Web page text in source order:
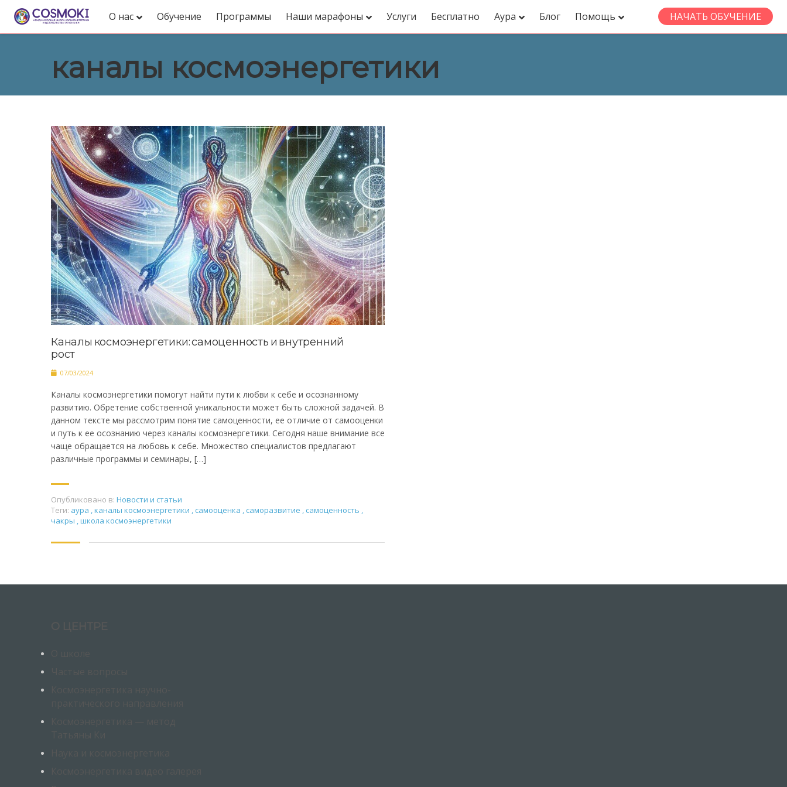
О нас Обучение Программы Наши марафоны Услуги Бесплатно Аура Блог Помощь НАЧАТЬ ОБУЧЕНИЕ
каналы космоэнергетики
Каналы космоэнергетики: самоценность и внутренний
рост
07/03/2024
Каналы космоэнергетики помогут найти пути к любви к себе и осознанному
развитию. Обретение собственной уникальности может быть сложной задачей. В
данном тексте мы рассмотрим понятие самоценности, ее отличие от самооценки
и путь к ее осознанию через каналы космоэнергетики. Сегодня наше внимание все
чаще обращается на любовь к себе. Множество специалистов предлагают
различные программы и семинары, […]
Опубликовано в: Новости и статьи
Теги: аура ,каналы космоэнергетики , самооценка , саморазвитие , самоценность ,
чакры ,школа космоэнергетики